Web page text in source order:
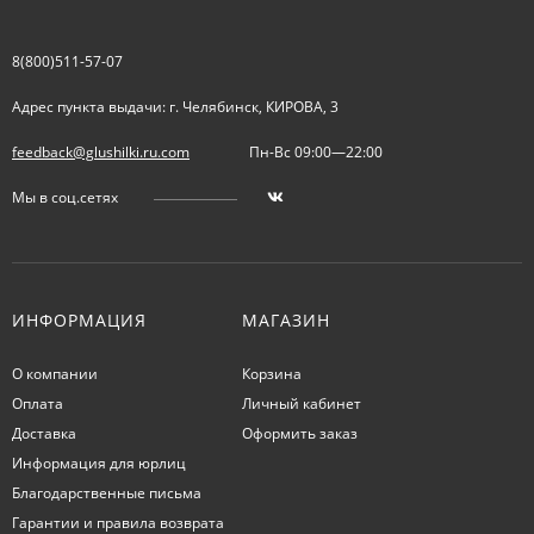
8(800)511-57-07
Адрес пункта выдачи: г. Челябинск, КИРОВА, 3
feedback@glushilki.ru.com Пн-Вс 09:00—22:00
Мы в соц.сетях
ИНФОРМАЦИЯ
О компании
Оплата
Доставка
Информация для юрлиц
Благодарственные письма
Гарантии и правила возврата
МАГАЗИН
Корзина
Личный кабинет
Оформить заказ